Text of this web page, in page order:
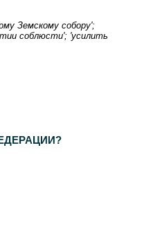
Земскому собору';
соблюсти'; 'усилить